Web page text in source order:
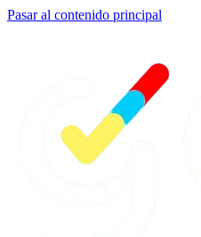
Pasar al contenido principal